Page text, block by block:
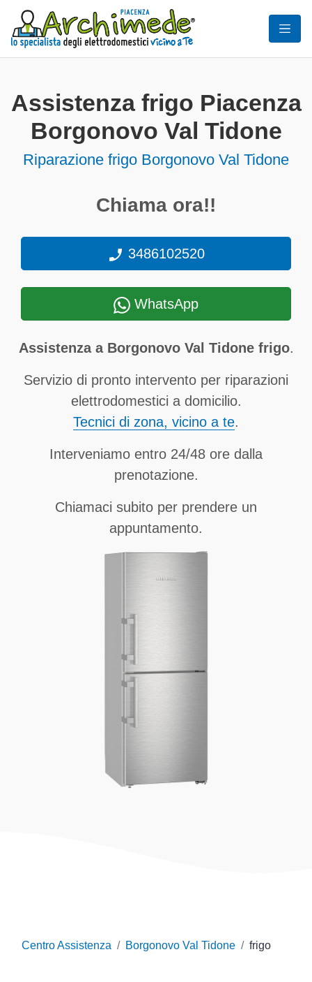
Assistenza frigo Piacenza
Borgonovo Val Tidone
Riparazione frigo Borgonovo Val Tidone
Chiama ora!!
3486102520
WhatsApp
Assistenza a Borgonovo Val Tidone frigo.
Servizio di pronto intervento per riparazioni
elettrodomestici a domicilio.
Tecnici di zona, vicino a te.
Interveniamo entro 24/48 ore dalla
prenotazione.
Chiamaci subito per prendere un
appuntamento.
Centro Assistenza Borgonovo Val Tidone frigo